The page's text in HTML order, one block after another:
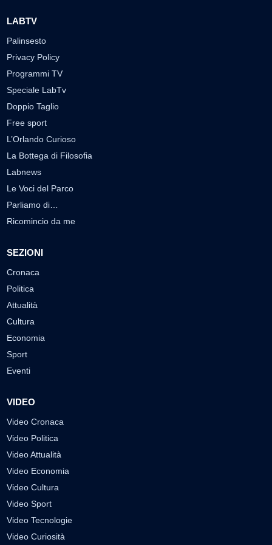
LABTV
Palinsesto
Privacy Policy
Programmi TV
Speciale LabTv
Doppio Taglio
Free sport
L’Orlando Curioso
La Bottega di Filosofia
Labnews
Le Voci del Parco
Parliamo di…
Ricomincio da me
SEZIONI
Cronaca
Politica
Attualità
Cultura
Economia
Sport
Eventi
VIDEO
Video Cronaca
Video Politica
Video Attualità
Video Economia
Video Cultura
Video Sport
Video Tecnologie
Video Curiosità